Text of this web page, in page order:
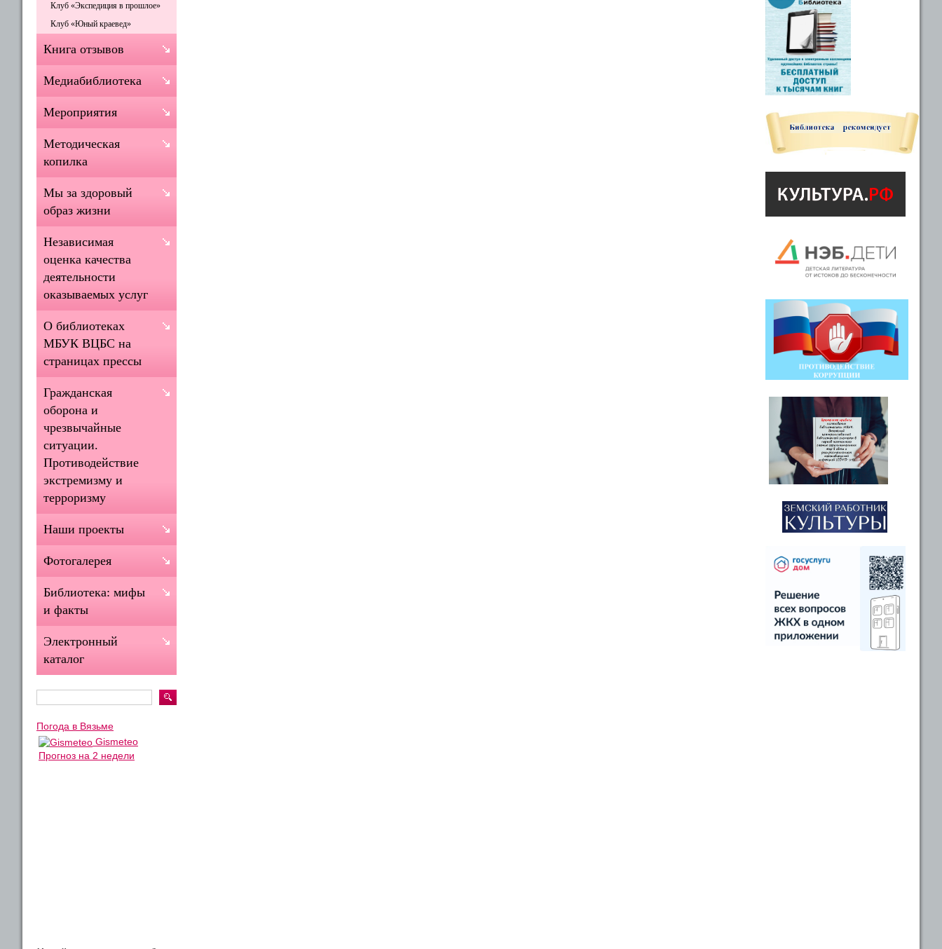
Клуб «Экспедиция в прошлое»
Клуб «Юный краевед»
Книга отзывов
Медиабиблиотека
Мероприятия
Методическая
копилка
Мы за здоровый
образ жизни
Независимая
оценка качества
деятельности
оказываемых услуг
О библиотеках
МБУК ВЦБС на
страницах прессы
Гражданская
оборона и
чрезвычайные
ситуации.
Противодействие
экстремизму и
терроризму
Наши проекты
Фотогалерея
Библиотека: мифы
и факты
Электронный
каталог
Погода в Вязьме
Gismeteo
Прогноз на 2 недели